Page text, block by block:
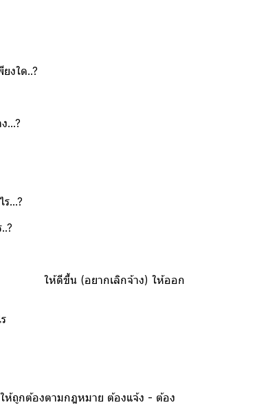
งใด..?
...?
...?
ตัว ให้ดีขึ้น (อยากเลิกจ้าง) ให้ออก
ห้ถูกต้องตามกฎหมาย ต้องแจ้ง - ต้อง